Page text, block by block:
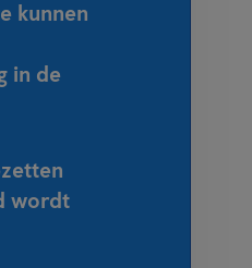
kunnen
in de
wordt